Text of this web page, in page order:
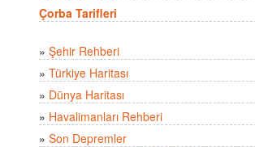
Çorba Tarifleri
» Şehir Rehberi
» Türkiye Haritası
» Dünya Haritası
» Havalimanları Rehberi
» Son Depremler